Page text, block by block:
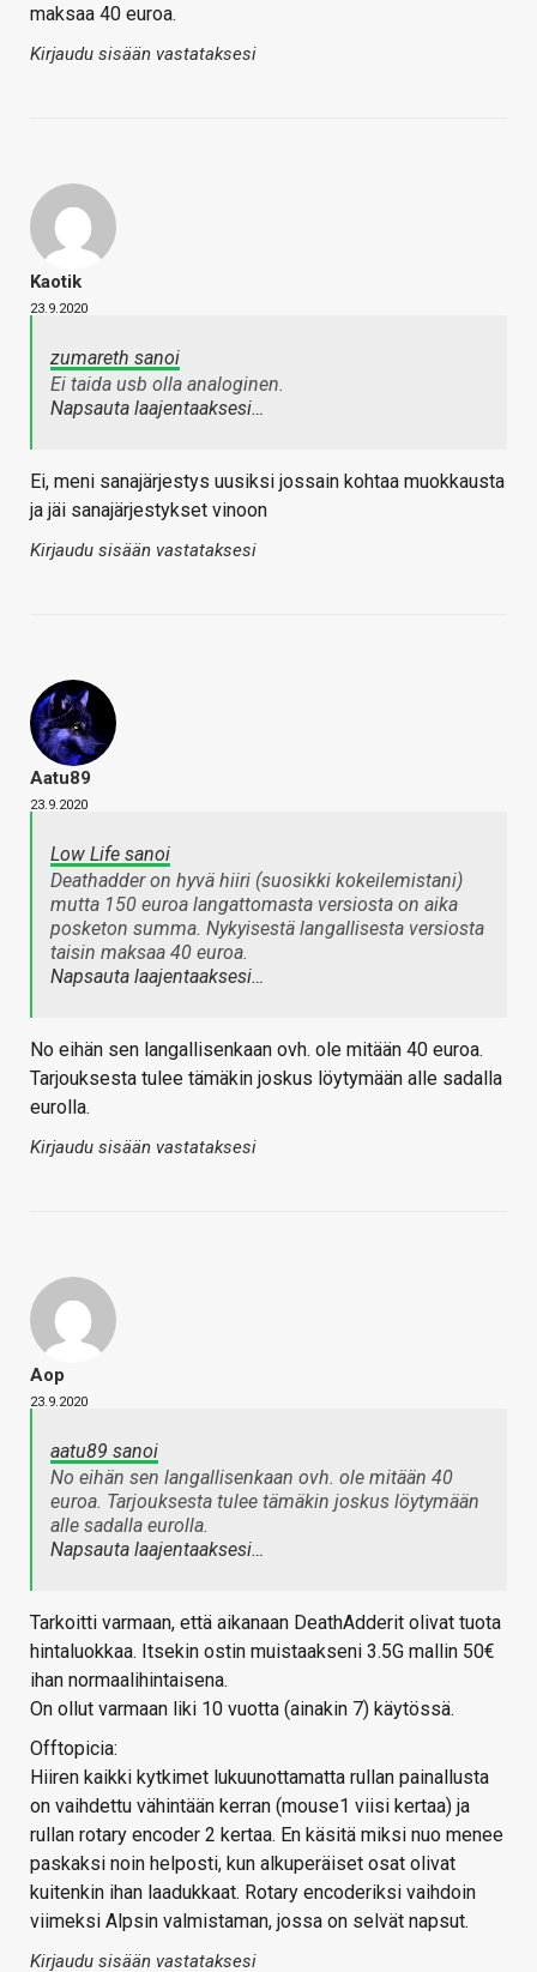
maksaa 40 euroa.
Kirjaudu sisään vastataksesi
Kaotik
23.9.2020
zumareth sanoi
Ei taida usb olla analoginen.
Napsauta laajentaaksesi…
Ei, meni sanajärjestys uusiksi jossain kohtaa muokkausta
ja jäi sanajärjestykset vinoon
Kirjaudu sisään vastataksesi
Aatu89
23.9.2020
Low Life sanoi
Deathadder on hyvä hiiri (suosikki kokeilemistani)
mutta 150 euroa langattomasta versiosta on aika
posketon summa. Nykyisestä langallisesta versiosta
taisin maksaa 40 euroa.
Napsauta laajentaaksesi…
No eihän sen langallisenkaan ovh. ole mitään 40 euroa.
Tarjouksesta tulee tämäkin joskus löytymään alle sadalla
eurolla.
Kirjaudu sisään vastataksesi
Aop
23.9.2020
aatu89 sanoi
No eihän sen langallisenkaan ovh. ole mitään 40
euroa. Tarjouksesta tulee tämäkin joskus löytymään
alle sadalla eurolla.
Napsauta laajentaaksesi…
Tarkoitti varmaan, että aikanaan DeathAdderit olivat tuota
hintaluokkaa. Itsekin ostin muistaakseni 3.5G mallin 50€
ihan normaalihintaisena.
On ollut varmaan liki 10 vuotta (ainakin 7) käytössä.
Offtopicia:
Hiiren kaikki kytkimet lukuunottamatta rullan painallusta
on vaihdettu vähintään kerran (mouse1 viisi kertaa) ja
rullan rotary encoder 2 kertaa. En käsitä miksi nuo menee
paskaksi noin helposti, kun alkuperäiset osat olivat
kuitenkin ihan laadukkaat. Rotary encoderiksi vaihdoin
viimeksi Alpsin valmistaman, jossa on selvät napsut.
Kirjaudu sisään vastataksesi